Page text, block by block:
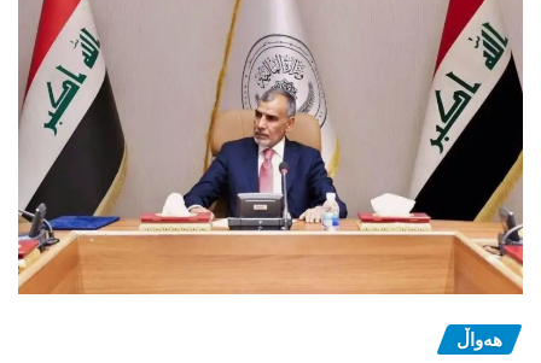
هەواڵ